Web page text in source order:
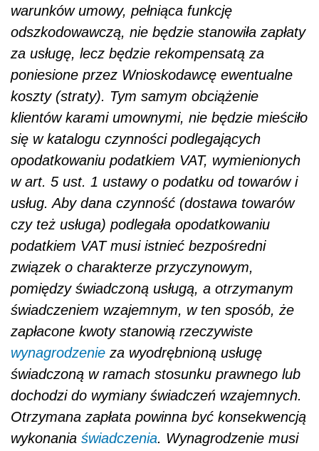
warunków umowy, pełniąca funkcję
odszkodowawczą, nie będzie stanowiła zapłaty
za usługę, lecz będzie rekompensatą za
poniesione przez Wnioskodawcę ewentualne
koszty (straty). Tym samym obciążenie
klientów karami umownymi, nie będzie mieściło
się w katalogu czynności podlegających
opodatkowaniu podatkiem VAT, wymienionych
w art. 5 ust. 1 ustawy o podatku od towarów i
usług. Aby dana czynność (dostawa towarów
czy też usługa) podlegała opodatkowaniu
podatkiem VAT musi istnieć bezpośredni
związek o charakterze przyczynowym,
pomiędzy świadczoną usługą, a otrzymanym
świadczeniem wzajemnym, w ten sposób, że
zapłacone kwoty stanowią rzeczywiste
wynagrodzenie za wyodrębnioną usługę
świadczoną w ramach stosunku prawnego lub
dochodzi do wymiany świadczeń wzajemnych.
Otrzymana zapłata powinna być konsekwencją
wykonania świadczenia. Wynagrodzenie musi